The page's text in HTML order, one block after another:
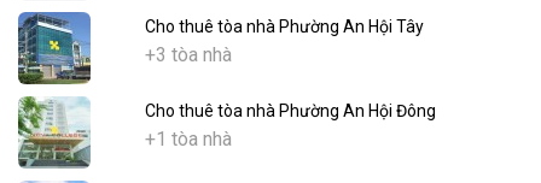
Cho thuê tòa nhà Phường An Hội Tây
+3 tòa nhà
Cho thuê tòa nhà Phường An Hội Đông
+1 tòa nhà